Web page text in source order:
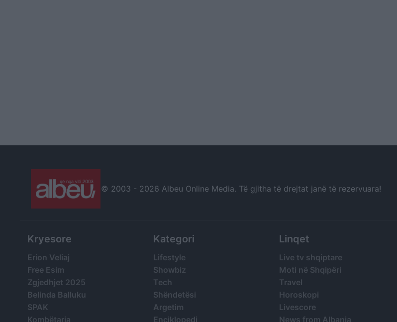
© 2003 - 2026 Albeu Online Media. Të gjitha të drejtat janë të rezervuara!
Kryesore
Erion Veliaj
Free Esim
Zgjedhjet 2025
Belinda Balluku
SPAK
Kombëtarja
Kategori
Lifestyle
Showbiz
Tech
Shëndetësi
Argetim
Enciklopedi
Linqet
Live tv shqiptare
Moti në Shqipëri
Travel
Horoskopi
Livescore
News from Albania